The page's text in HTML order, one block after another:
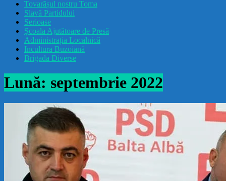
drăcușorulbuzoian
Tovarășul nostru Toma
Slavă Partidului
Serioase
Școala Ajutătoare de Presă
Administrația Localnică
Incultura Buzoiană
Brigada Diverse
Lună: septembrie 2022